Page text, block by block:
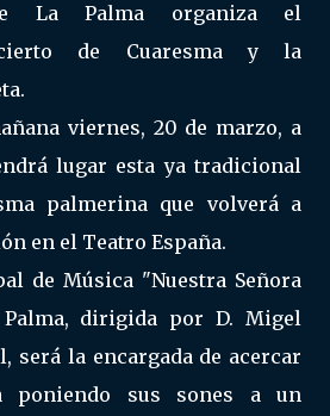
La Palma organiza el
de Cuaresma y la
viernes, 20 de marzo, a
lugar esta ya tradicional
palmerina que volverá a
en el Teatro España.
de Música "Nuestra Señora
dirigida por D. Migel
será la encargada de acercar
poniendo sus sones a un